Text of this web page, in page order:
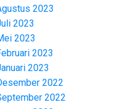
2023
2023
2023
2023
2023
2022
2022